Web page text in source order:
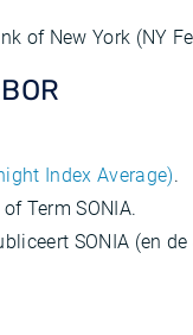
of New York (NY
Index Average).
Term SONIA.
SONIA (en